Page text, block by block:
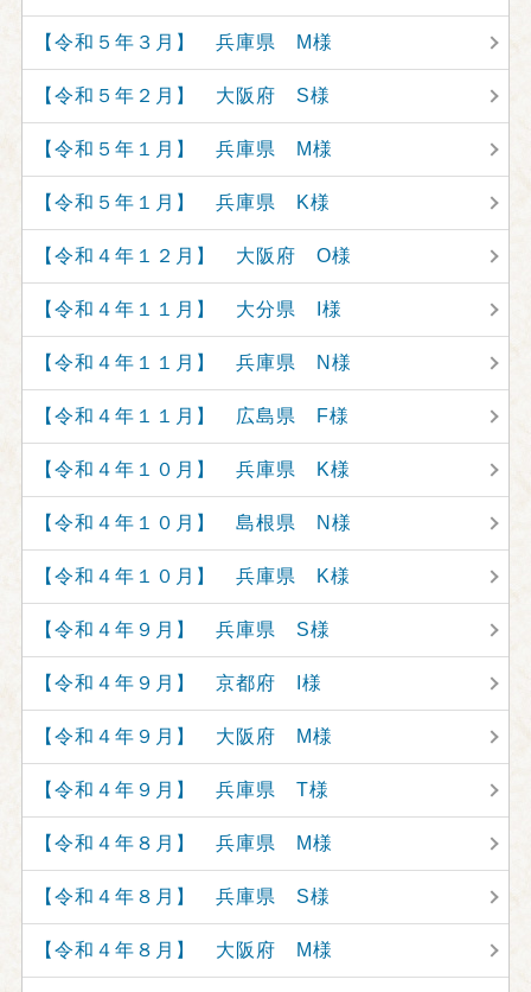
【令和５年３月】 兵庫県 M様
【令和５年２月】 大阪府 S様
【令和５年１月】 兵庫県 M様
【令和５年１月】 兵庫県 K様
【令和４年１２月】 大阪府 O様
【令和４年１１月】 大分県 I様
【令和４年１１月】 兵庫県 N様
【令和４年１１月】 広島県 F様
【令和４年１０月】 兵庫県 K様
【令和４年１０月】 島根県 N様
【令和４年１０月】 兵庫県 K様
【令和４年９月】 兵庫県 S様
【令和４年９月】 京都府 I様
【令和４年９月】 大阪府 M様
【令和４年９月】 兵庫県 T様
【令和４年８月】 兵庫県 M様
【令和４年８月】 兵庫県 S様
【令和４年８月】 大阪府 M様